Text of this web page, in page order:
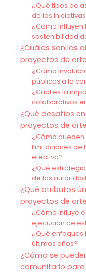
¿Qué tipos de
de las
¿Cómo
sostenibilidad
¿Cuáles son los
proyectos de
¿Cómo
públicas a la
¿Cuál es la
colaborativos
¿Qué desafíos
proyectos de
¿Cómo
limitaciones de
efectiva?
¿Qué
de las
¿Qué atributos
proyectos de
¿Cómo influye
ejecución de
¿Qué enfoques
últimos años?
¿Cómo se
comunitario para